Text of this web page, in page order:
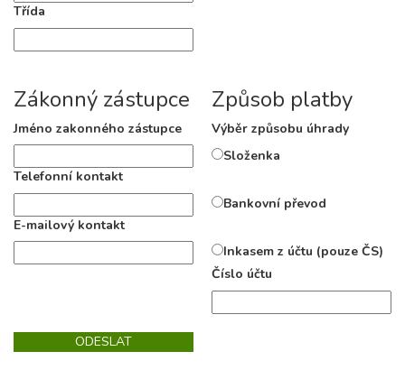
Třída
Zákonný zástupce
Jméno zakonného zástupce
Telefonní kontakt
E-mailový kontakt
Způsob platby
Výběr způsobu úhrady
Složenka
Bankovní převod
Inkasem z účtu (pouze ČS)
Číslo účtu